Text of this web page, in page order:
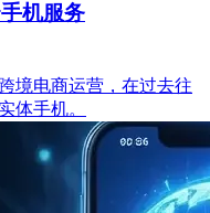
机服务
境电商运营，在过去往
体手机。